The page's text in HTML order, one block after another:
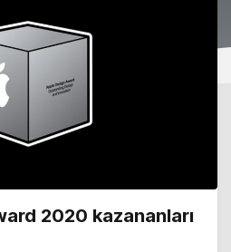
2020 kazananları